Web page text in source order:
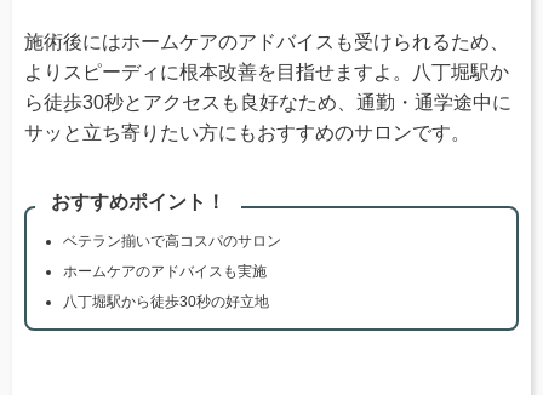
施術後にはホームケアのアドバイスも受けられるため、
よりスピーディに根本改善を目指せますよ。八丁堀駅か
ら徒歩30秒とアクセスも良好なため、通勤・通学途中に
サッと立ち寄りたい方にもおすすめのサロンです。
おすすめポイント！
ベテラン揃いで高コスパのサロン
ホームケアのアドバイスも実施
八丁堀駅から徒歩30秒の好立地